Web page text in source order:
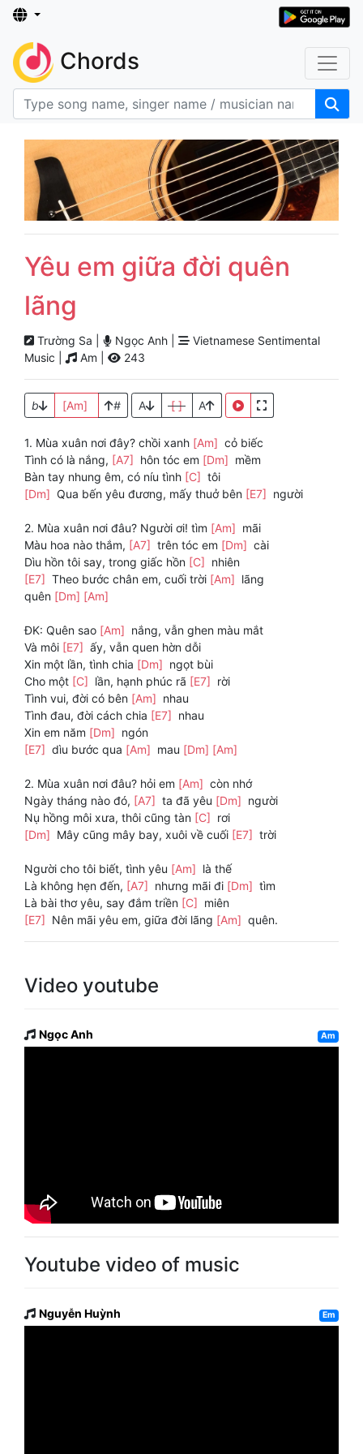
Chords
Yêu em giữa đời quên
lãng
Trường Sa | Ngọc Anh |
Vietnamese Sentimental
Music |
Am | 243
b [Am] # A [ ] A
1. Mùa xuân nơi đây? chồi xanh [Am] cỏ biếc
Tình có là nắng, [A7] hôn tóc em [Dm] mềm
Bàn tay nhung êm, có níu tình [C] tôi
[Dm] Qua bến yêu đương, mấy thuở bên [E7] người
2. Mùa xuân nơi đâu? Người ơi! tìm [Am] mãi
Màu hoa nào thắm, [A7] trên tóc em [Dm] cài
Dìu hồn tôi say, trong giấc hồn [C] nhiên
[E7] Theo bước chân em, cuối trời [Am] lãng
quên [Dm] [Am]
ĐK: Quên sao [Am] nắng, vẫn ghen màu mắt
Và môi [E7] ấy, vẫn quen hờn dỗi
Xin một lần, tình chia [Dm] ngọt bùi
Cho một [C] lần, hạnh phúc rã [E7] rời
Tình vui, đời có bên [Am] nhau
Tình đau, đời cách chia [E7] nhau
Xin em năm [Dm] ngón
[E7] dìu bước qua [Am] mau [Dm] [Am]
2. Mùa xuân nơi đâu? hỏi em [Am] còn nhớ
Ngày tháng nào đó, [A7] ta đã yêu [Dm] người
Nụ hồng môi xưa, thôi cũng tàn [C] rơi
[Dm] Mây cũng mây bay, xuôi về cuối [E7] trời
Người cho tôi biết, tình yêu [Am] là thế
Là không hẹn đến, [A7] nhưng mãi đi [Dm] tìm
Là bài thơ yêu, say đắm triền [C] miên
[E7] Nên mãi yêu em, giữa đời lãng [Am] quên.
Video youtube
Ngọc Anh Am
Youtube video of music
Nguyễn Huỳnh Em